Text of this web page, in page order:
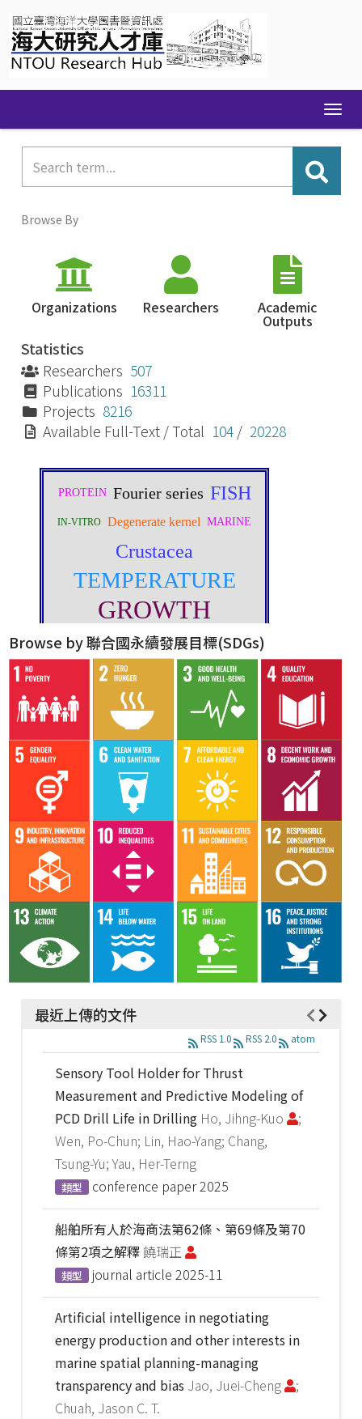
navigation
Browse By
Organizations Researchers Academic
Outputs
Statistics
Researchers 507
Publications 16311
Projects 8216
Available Full-Text / Total 104 / 20228
Browse by 聯合國永續發展目標(SDGs)
最近上傳的文件
RSS 1.0 RSS 2.0 atom
Sensory Tool Holder for Thrust
Measurement and Predictive Modeling of
PCD Drill Life in Drilling Ho, Jihng-Kuo
;
Wen, Po-Chun; Lin, Hao-Yang; Chang,
Tsung-Yu; Yau, Her-Terng
類型 conference paper2025
船舶所有人於海商法第62條、第69條及第70
條第2項之解釋饒瑞正
類型 journal article 2025-11
Artificial intelligence in negotiating
energy production and other interests in
marine spatial planning-managing
transparency and bias Jao, Juei-Cheng
;
Chuah, Jason C. T.